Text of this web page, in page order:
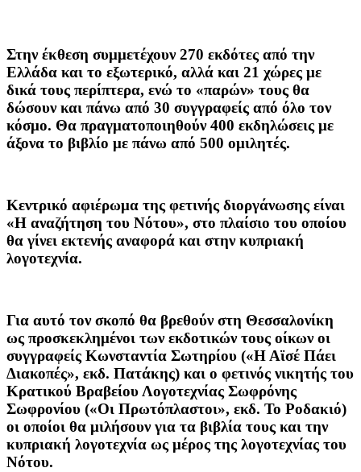
Στην έκθεση συμμετέχουν 270 εκδότες από την
Ελλάδα και το εξωτερικό, αλλά και 21 χώρες με
δικά τους περίπτερα, ενώ το «παρών» τους θα
δώσουν και πάνω από 30 συγγραφείς από όλο τον
κόσμο. Θα πραγματοποιηθούν 400 εκδηλώσεις με
άξονα το βιβλίο με πάνω από 500 ομιλητές.
Κεντρικό αφιέρωμα της φετινής διοργάνωσης είναι
«Η αναζήτηση του Νότου», στο πλαίσιο του οποίου
θα γίνει εκτενής αναφορά και στην κυπριακή
λογοτεχνία.
Για αυτό τον σκοπό θα βρεθούν στη Θεσσαλονίκη
ως προσκεκλημένοι των εκδοτικών τους οίκων οι
συγγραφείς Κωνσταντία Σωτηρίου («Η Αϊσέ Πάει
Διακοπές», εκδ. Πατάκης) και ο φετινός νικητής του
Κρατικού Βραβείου Λογοτεχνίας Σωφρόνης
Σωφρονίου («Οι Πρωτόπλαστοι», εκδ. Το Ροδακιό)
οι οποίοι θα μιλήσουν για τα βιβλία τους και την
κυπριακή λογοτεχνία ως μέρος της λογοτεχνίας του
Νότου.